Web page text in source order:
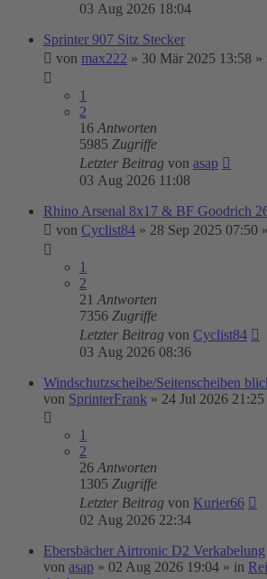
03 Aug 2026 18:04
Sprinter 907 Sitz Stecker
von max222 » 30 Mär 2025 13:58 »
1
2
16 Antworten
5985 Zugriffe
Letzter Beitrag von asap
03 Aug 2026 11:08
Rhino Arsenal 8x17 & BF Goodrich
von Cyclist84 » 28 Sep 2025 07:50
1
2
21 Antworten
7356 Zugriffe
Letzter Beitrag von Cyclist84
03 Aug 2026 08:36
Windschutzscheibe/Seitenscheiben
von SprinterFrank » 24 Jul 2026 21:25
1
2
26 Antworten
1305 Zugriffe
Letzter Beitrag von Kurier66
02 Aug 2026 22:34
Ebersbächer Airtronic D2 Verkabelung
von asap » 02 Aug 2026 19:04 » in